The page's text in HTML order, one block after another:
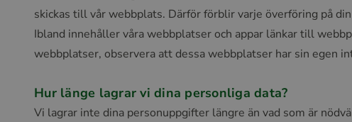
skickas till vår webbplats. Därför förblir varje överföring på
Ibland innehåller våra webbplatser och appar länkar till
webbplatser, observera att dessa webbplatser har sin egen
Hur länge lagrar vi dina personliga data?
Vi lagrar inte dina personuppgifter längre än vad som är